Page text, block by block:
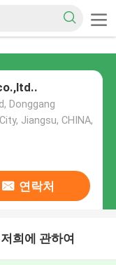
Donggang
Jiangsu, CHINA,
연락처
저희에 관하여